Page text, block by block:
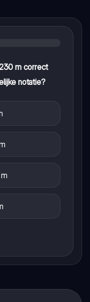
m correct
notatie?